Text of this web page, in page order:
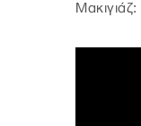
Μακιγιάζ: